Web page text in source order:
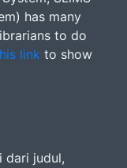
has many
to do
link to show
dari judul,